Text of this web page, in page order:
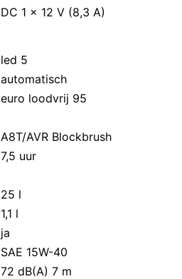
DC 1 x 12 V (8,3 A)
led 5
automatisch
euro loodvrij 95
A8T/AVR Blockbrush
7,5 uur
25 l
1,1 l
ja
SAE 15W-40
72 dB(A) 7 m